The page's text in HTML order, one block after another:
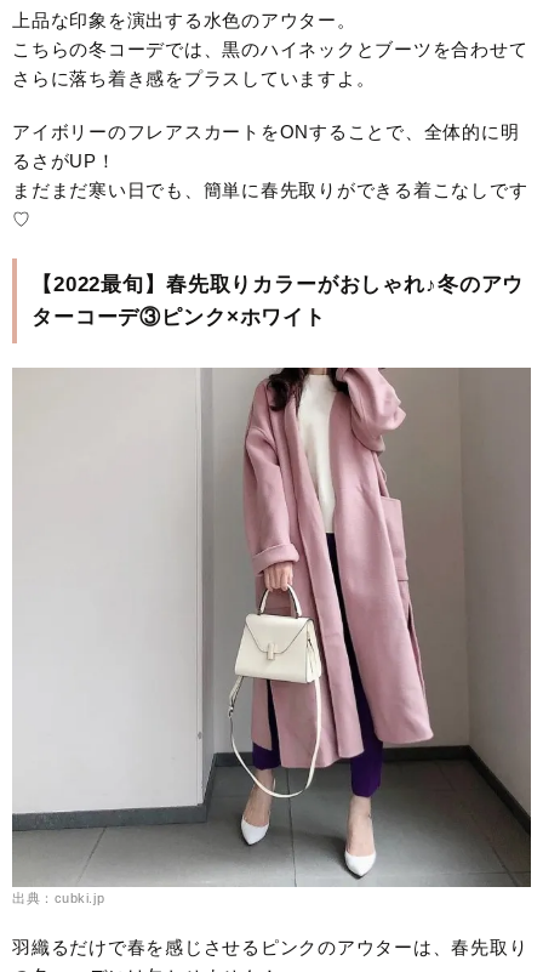
上品な印象を演出する水色のアウター。
こちらの冬コーデでは、黒のハイネックとブーツを合わせて
さらに落ち着き感をプラスしていますよ。
アイボリーのフレアスカートをONすることで、全体的に明
るさがUP！
まだまだ寒い日でも、簡単に春先取りができる着こなしです
♡
【2022最旬】春先取りカラーがおしゃれ♪冬のアウ
ターコーデ③ピンク×ホワイト
出典：cubki.jp
羽織るだけで春を感じさせるピンクのアウターは、春先取り